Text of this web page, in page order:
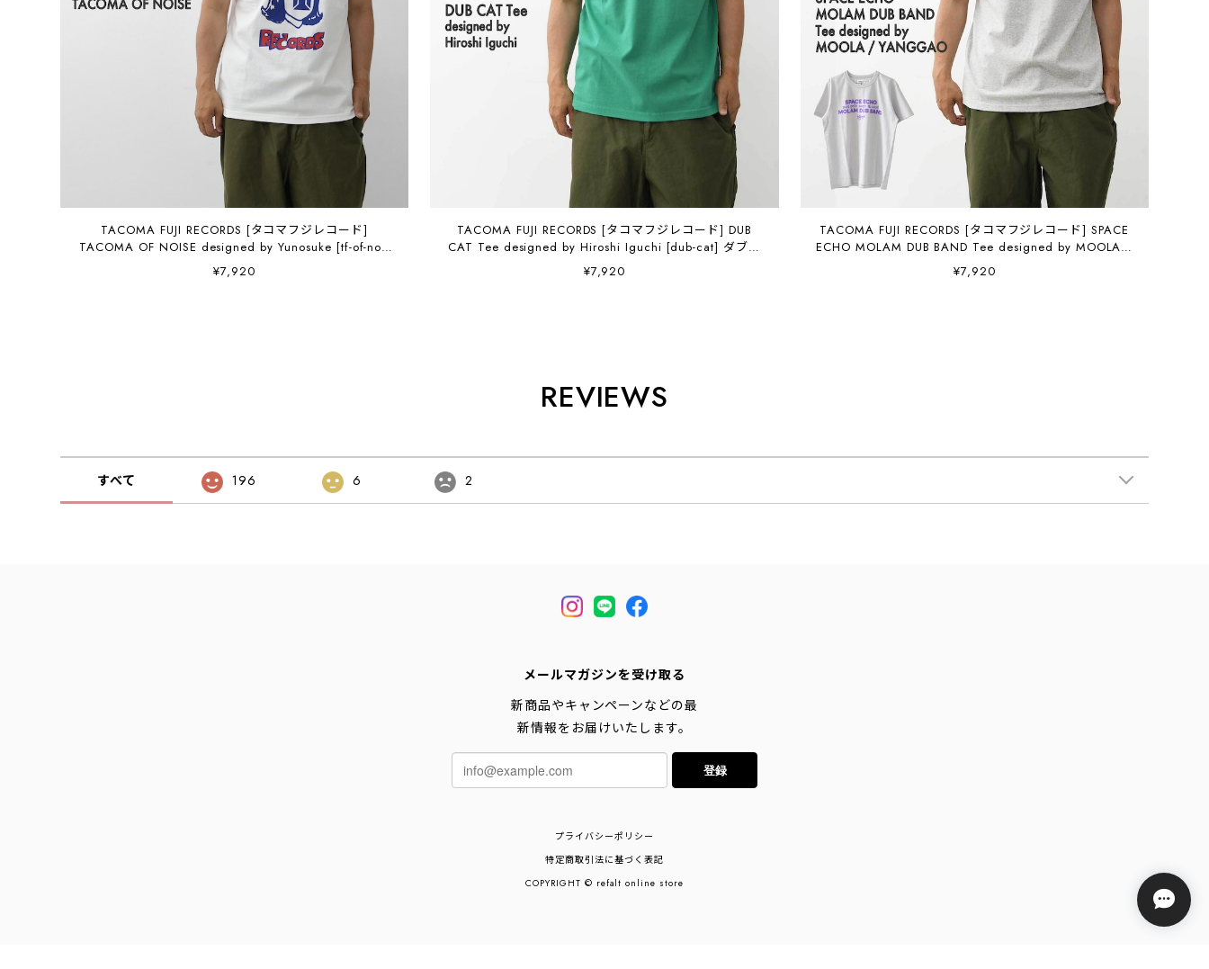
TACOMA FUJI RECORDS [タコマフジレコード]
TACOMA OF NOISE designed by Yunosuke [tf-of-noi]
タコマオブノーズティー・半袖Tシャツ・グラフィック
ティー・ロゴ・コラボ・MEN'S / LADY'S [2026SS]
¥7,920
TACOMA FUJI RECORDS [タコマフジレコード] DUB
CAT Tee designed by Hiroshi Iguchi [dub-cat] ダブキ
ャットT・半袖Tシャツ・グラフィックティー・ロゴ・コ
ラボ・MEN'S / LADY'S [2026SS]
¥7,920
TACOMA FUJI RECORDS [タコマフジレコード] SPACE
ECHO MOLAM DUB BAND Tee designed by MOOLA /
YANGGAO [space-e] タコマオブノーズティー・半袖T
シャツ・グラフィックティー・ロゴ・コラボ・MEN'S /
¥7,920
REVIEWS
すべて 196 6 2
メールマガジンを受け取る
新商品やキャンペーンなどの最
新情報をお届けいたします。
登録
プライバシーポリシー
特定商取引法に基づく表記
COPYRIGHT © refalt online store